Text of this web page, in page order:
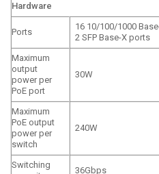
Hardware
Ports
16 10/100/1000
2 SFP Base-X ports
Maximum
output
power per
PoE port
30W
Maximum
PoE output
power per
switch
240W
Switching
36Gbps